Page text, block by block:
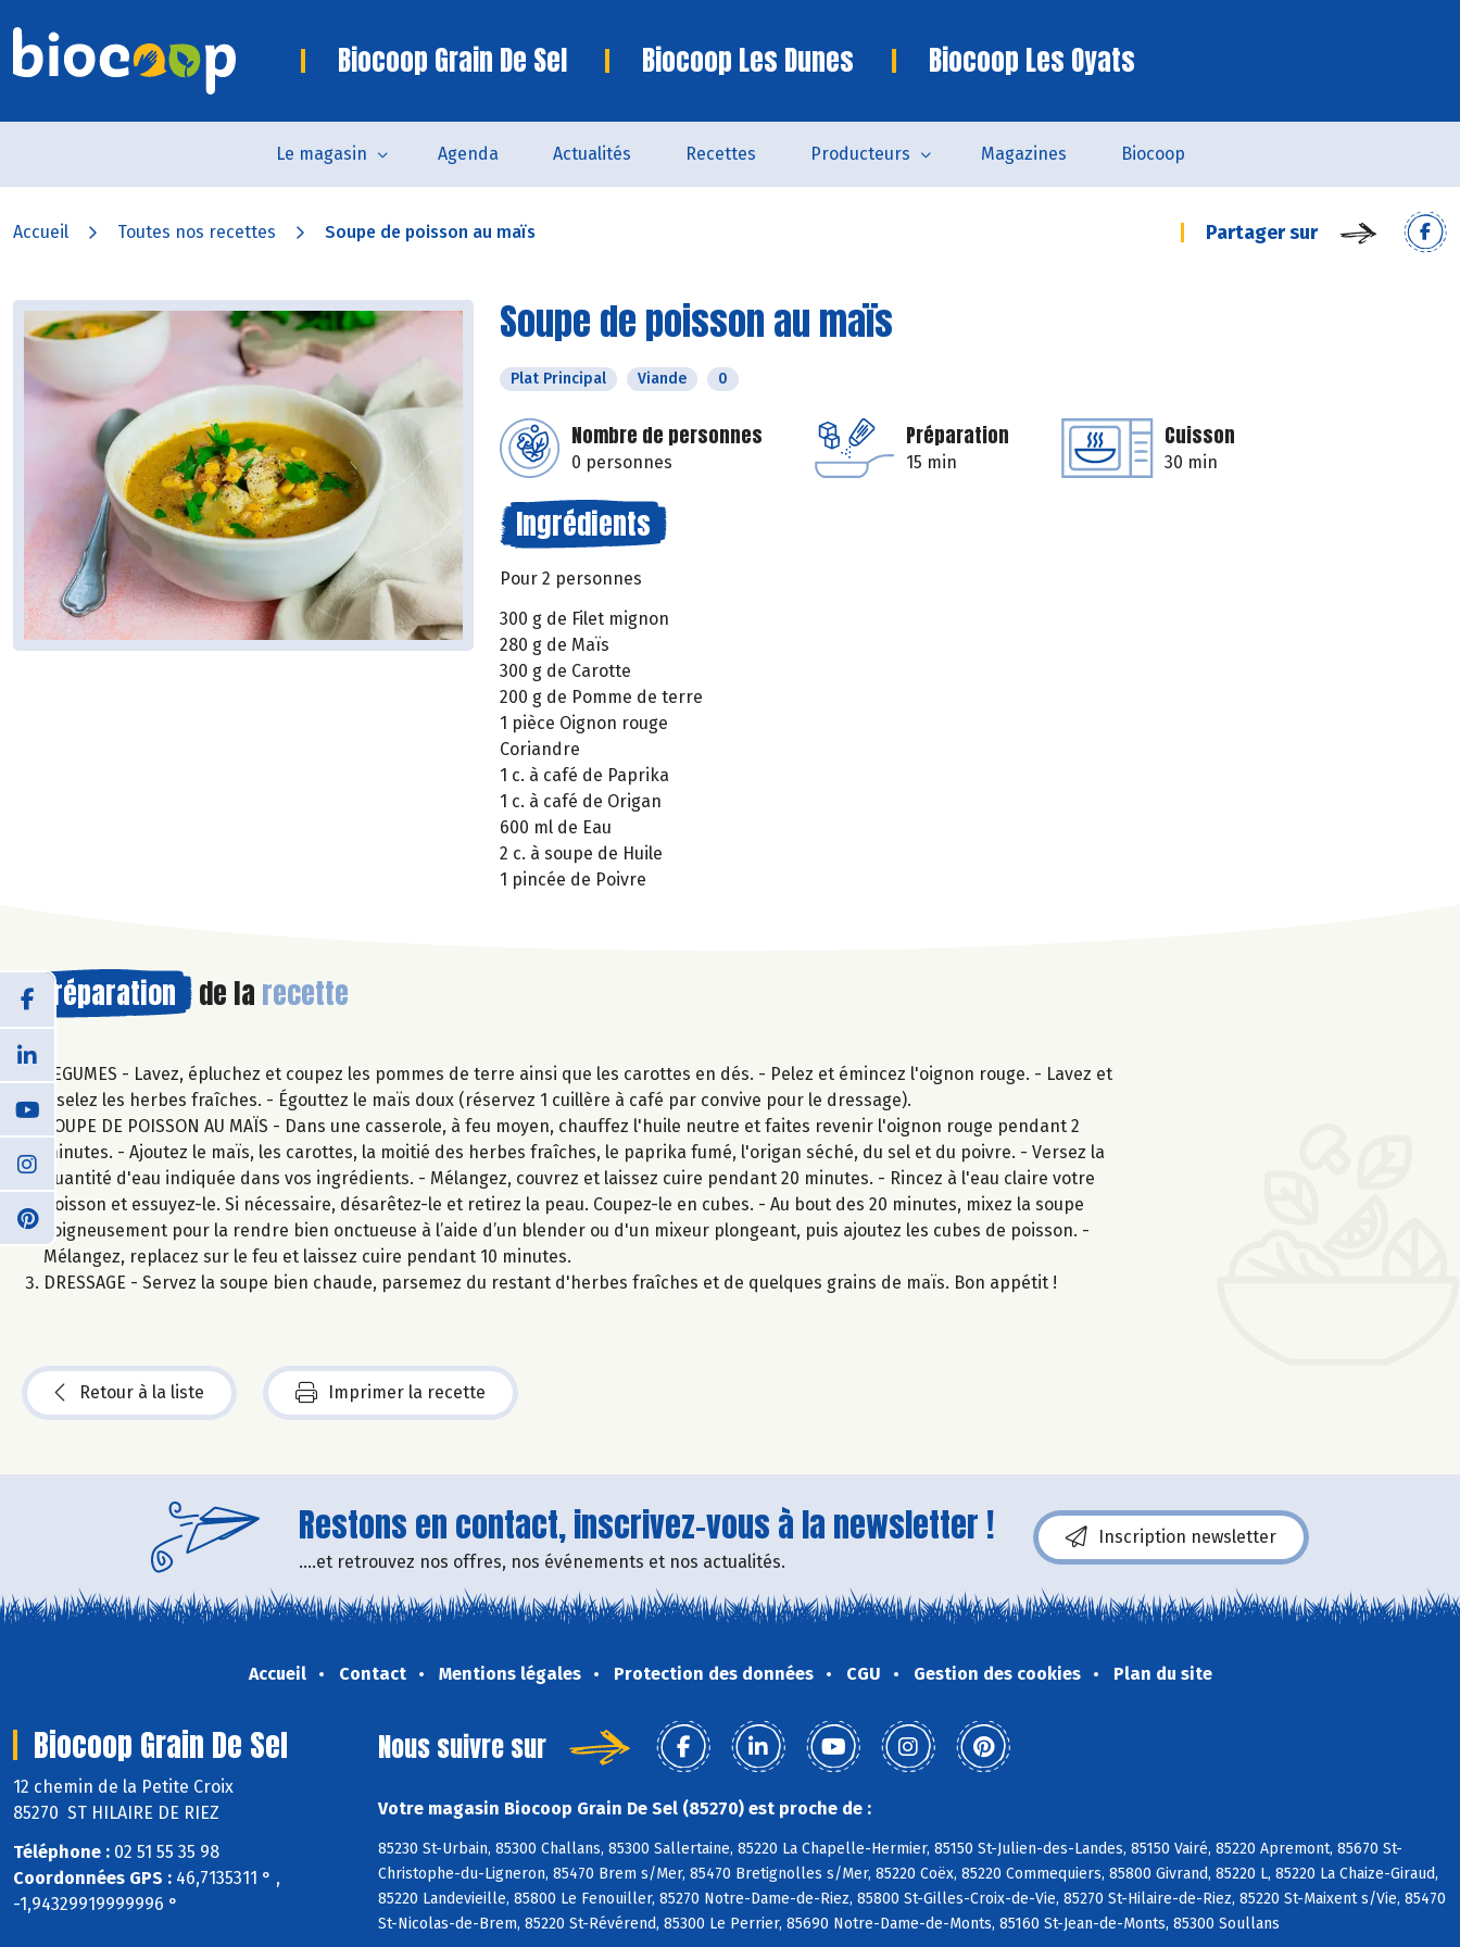
Biocoop Grain De Sel Biocoop Les Dunes Biocoop Les Oyats
Le magasin Agenda Actualités Recettes Producteurs Magazines Biocoop
Accueil Toutes nos recettes Soupe de poisson au maïs Partager sur
Soupe de poisson au maïs
Plat Principal Viande 0
Nombre de personnes
0 personnes
Préparation
15 min
Cuisson
30 min
Ingrédients
Pour 2 personnes
300 g de Filet mignon
280 g de Maïs
300 g de Carotte
200 g de Pomme de terre
1 pièce Oignon rouge
Coriandre
1 c. à café de Paprika
1 c. à café de Origan
600 ml de Eau
2 c. à soupe de Huile
1 pincée de Poivre
Préparation de la recette
LEGUMES - Lavez, épluchez et coupez les pommes de terre ainsi que les carottes en dés. - Pelez et émincez l'oignon rouge. - Lavez et
ciselez les herbes fraîches. - Égouttez le maïs doux (réservez 1 cuillère à café par convive pour le dressage).
SOUPE DE POISSON AU MAÏS - Dans une casserole, à feu moyen, chauffez l'huile neutre et faites revenir l'oignon rouge pendant 2
minutes. - Ajoutez le maïs, les carottes, la moitié des herbes fraîches, le paprika fumé, l'origan séché, du sel et du poivre. - Versez la
quantité d'eau indiquée dans vos ingrédients. - Mélangez, couvrez et laissez cuire pendant 20 minutes. - Rincez à l'eau claire votre
poisson et essuyez-le. Si nécessaire, désarêtez-le et retirez la peau. Coupez-le en cubes. - Au bout des 20 minutes, mixez la soupe
soigneusement pour la rendre bien onctueuse à l’aide d’un blender ou d'un mixeur plongeant, puis ajoutez les cubes de poisson. -
Mélangez, replacez sur le feu et laissez cuire pendant 10 minutes.
DRESSAGE - Servez la soupe bien chaude, parsemez du restant d'herbes fraîches et de quelques grains de maïs. Bon appétit !
Retour à la liste Imprimer la recette
Restons en contact, inscrivez-vous à la newsletter !
....et retrouvez nos offres, nos événements et nos actualités.
Inscription newsletter
Accueil Contact Mentions légales Protection des données CGU Gestion des cookies Plan du site
Biocoop Grain De Sel
12 chemin de la Petite Croix
85270 ST HILAIRE DE RIEZ
Téléphone : 02 51 55 35 98
Coordonnées GPS : 46,7135311 ° ,
-1,94329919999996 °
Nous suivre sur
Votre magasin Biocoop Grain De Sel (85270) est proche de :
85230 St-Urbain, 85300 Challans, 85300 Sallertaine, 85220 La Chapelle-Hermier, 85150 St-Julien-des-Landes, 85150 Vairé, 85220 Apremont, 85670 St-
Christophe-du-Ligneron, 85470 Brem s/Mer, 85470 Bretignolles s/Mer, 85220 Coëx, 85220 Commequiers, 85800 Givrand, 85220 L, 85220 La Chaize-Giraud,
85220 Landevieille, 85800 Le Fenouiller, 85270 Notre-Dame-de-Riez, 85800 St-Gilles-Croix-de-Vie, 85270 St-Hilaire-de-Riez, 85220 St-Maixent s/Vie, 85470
St-Nicolas-de-Brem, 85220 St-Révérend, 85300 Le Perrier, 85690 Notre-Dame-de-Monts, 85160 St-Jean-de-Monts, 85300 Soullans